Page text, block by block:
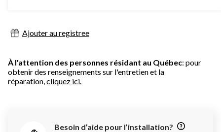
Ajouter au registree
À l'attention des personnes résidant au Québec: pour
obtenir des renseignements sur l'entretien et la
réparation,cliquez ici.
Besoin d’aide pour l’installation?